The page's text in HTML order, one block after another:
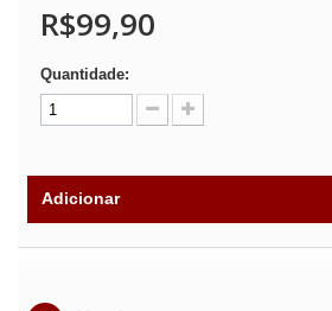
R$99,90
Quantidade:
Adicionar